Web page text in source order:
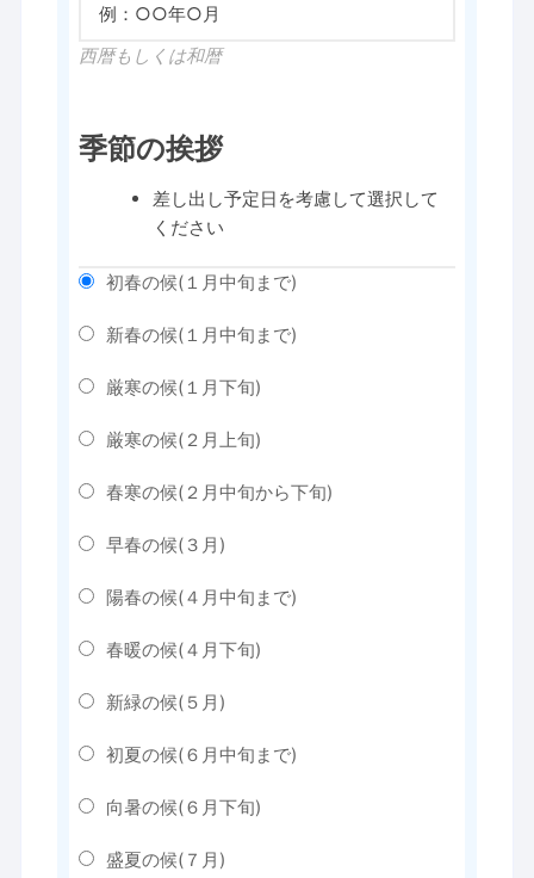
西暦もしくは和暦
季節の挨拶
差し出し予定日を考慮して選択して
ください
初春の候(１月中旬まで)
新春の候(１月中旬まで)
厳寒の候(１月下旬)
厳寒の候(２月上旬)
春寒の候(２月中旬から下旬)
早春の候(３月)
陽春の候(４月中旬まで)
春暖の候(４月下旬)
新緑の候(５月)
初夏の候(６月中旬まで)
向暑の候(６月下旬)
盛夏の候(７月)